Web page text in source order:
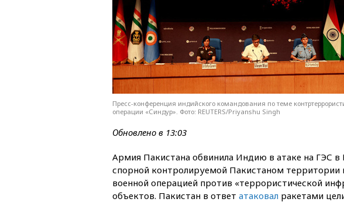
Пресс-конференция индийского командования по теме
операции «Синдур». Фото: REUTERS/Priyanshu Singh
Обновлено в 13:03
Армия Пакистана обвинила Индию в атаке на ГЭС
спорной контролируемой Пакистаном
военной операцией против «террористической
объектов. Пакистан в ответ атаковал ракетами